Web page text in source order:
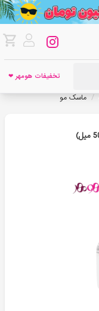
تخفیفات هومهر ❤
/ ماسک مو